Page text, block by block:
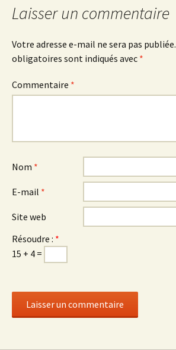
Laisser un commentaire
Votre adresse e-mail ne sera pas publiée.
obligatoires sont indiqués avec *
Commentaire *
Nom *
E-mail *
Site web
Résoudre : *
15 + 4 =